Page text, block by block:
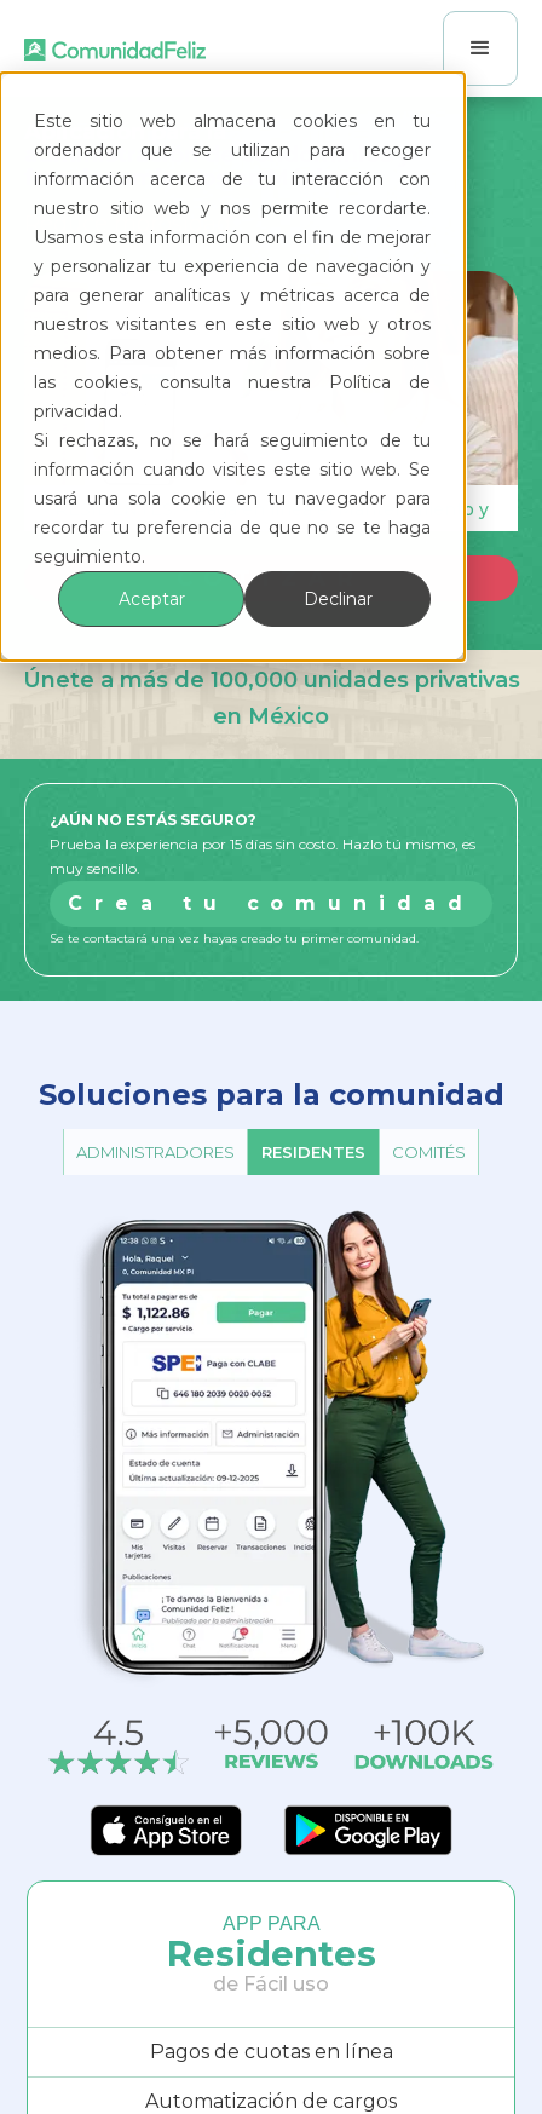
Este sitio web almacena cookies en tu
ordenador que se utilizan para recoger
información acerca de tu interacción con
nuestro sitio web y nos permite recordarte.
Usamos esta información con el fin de mejorar
y personalizar tu experiencia de navegación y
para generar analíticas y métricas acerca de
nuestros visitantes en este sitio web y otros
medios. Para obtener más información sobre
las cookies, consulta nuestra Política de
privacidad.
Si rechazas, no se hará seguimiento de tu
información cuando visites este sitio web. Se
usará una sola cookie en tu navegador para
recordar tu preferencia de que no se te haga
seguimiento.
Aceptar
Declinar
Aplicación para la
administración de condominios y
fraccionamientos en México
Reduce morosidad
Ten finanzas sanas
Ahorra tiempo de gestión
Comunica en segundos
Reduce morosidad
RESIDENTES. - Paga en línea el Mantenimiento y
registra visitas
Slide 2 of 2. COTIZAR
Únete a más de 100,000 unidades privativas
en México
¿AÚN NO ESTÁS SEGURO?
Prueba la experiencia por 15 días sin costo. Hazlo tú mismo, es
muy sencillo.
Crea tu comunidad
Se te contactará una vez hayas creado tu primer comunidad.
Soluciones para la comunidad
ADMINISTRADORES RESIDENTES COMITÉS
APP PARA
Residentes
de Fácil uso
Pagos de cuotas en línea
Automatización de cargos